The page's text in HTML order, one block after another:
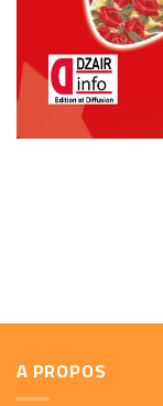
A PROPOS